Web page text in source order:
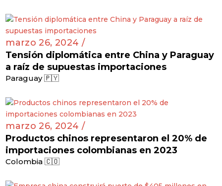
marzo 26, 2024 /
Tensión diplomática entre China y Paraguay
a raíz de supuestas importaciones
Paraguay 🇵🇾
marzo 26, 2024 /
Productos chinos representaron el 20% de
importaciones colombianas en 2023
Colombia 🇨🇴